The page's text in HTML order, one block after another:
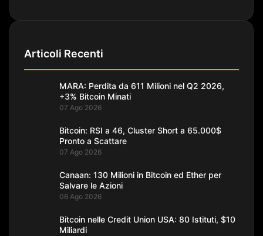
Articoli Recenti
MARA: Perdita da 611 Milioni nel Q2 2026,
+3% Bitcoin Minati
07 Ago 2026
Bitcoin: RSI a 46, Cluster Short a 65.000$
Pronto a Scattare
07 Ago 2026
Canaan: 130 Milioni in Bitcoin ed Ether per
Salvare le Azioni
06 Ago 2026
Bitcoin nelle Credit Union USA: 80 Istituti, $10
Miliardi